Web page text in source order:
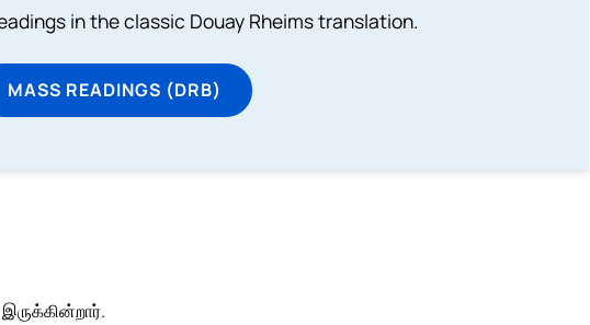
in the classic Douay Rheims translation.
MASS READINGS (DRB)